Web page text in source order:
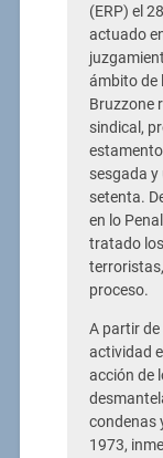
(ERP) el
actuado
ámbito de
Bruzzone
sindical,
sesgada
setenta.
en lo
tratado
proceso.
A partir
actividad
acción de
condenas
1973,